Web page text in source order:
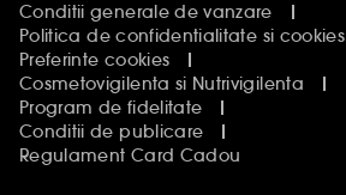
Conditii generale de vanzare
Politica de confidentialitate si cookies
Preferinte cookies
Cosmetovigilenta si Nutrivigilenta
Program de fidelitate
Conditii de publicare
Regulament Card Cadou